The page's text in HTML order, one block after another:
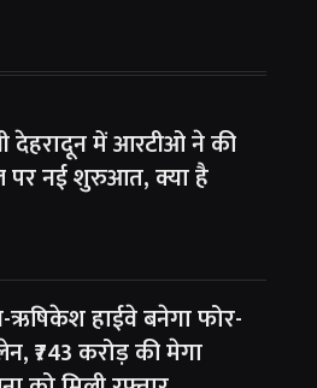
देहरादून में आरटीओ ने की
पर नई शुरुआत, क्या है
ऋषिकेश हाईवे बनेगा फोर-
₹743 करोड़ की मेगा